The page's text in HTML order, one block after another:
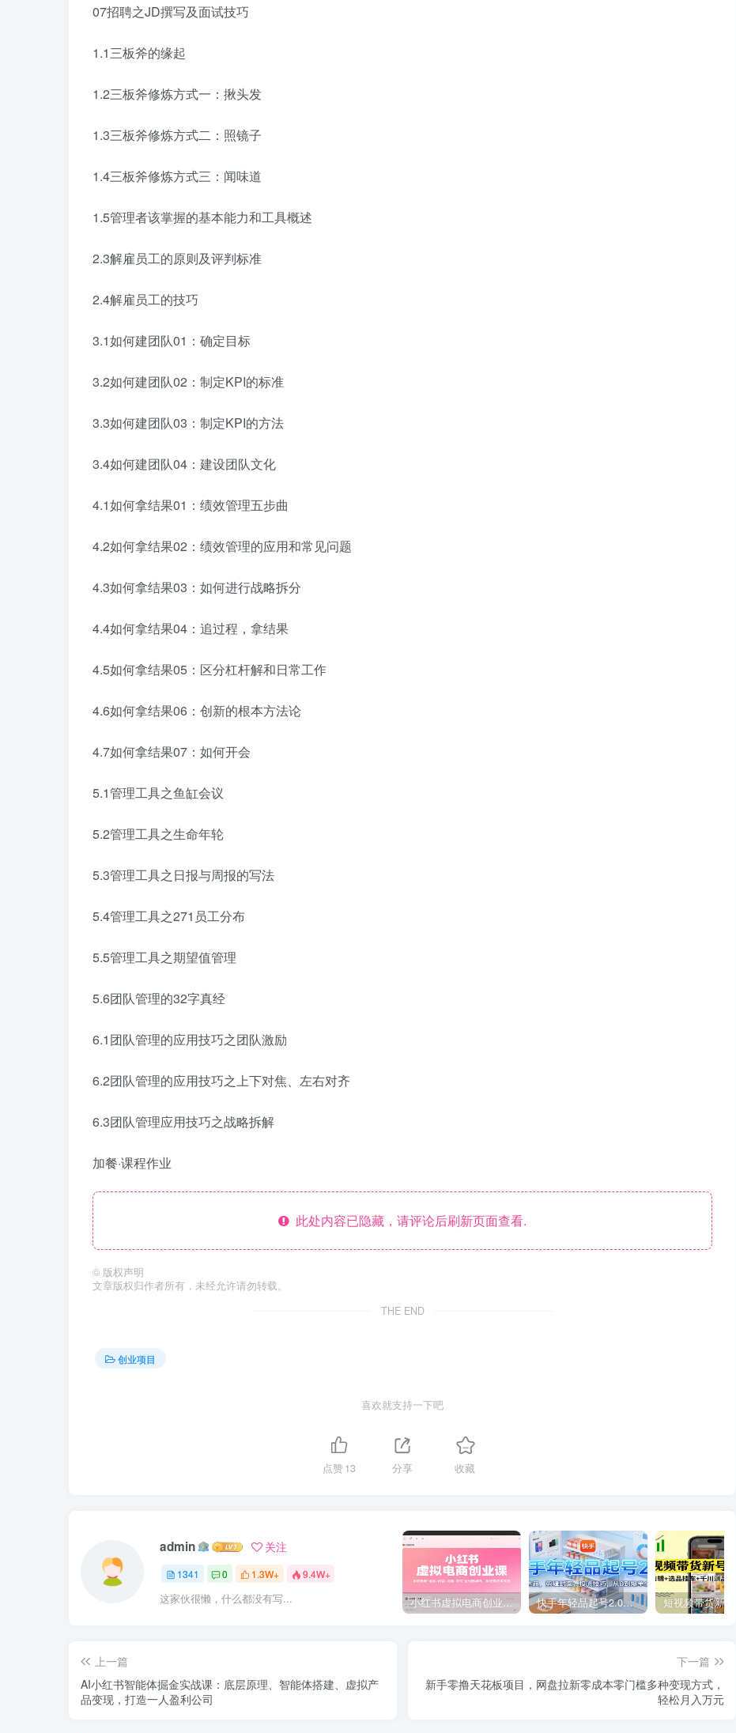
07招聘之JD撰写及面试技巧
1.1三板斧的缘起
1.2三板斧修炼方式一：揪头发
1.3三板斧修炼方式二：照镜子
1.4三板斧修炼方式三：闻味道
1.5管理者该掌握的基本能力和工具概述
2.3解雇员工的原则及评判标准
2.4解雇员工的技巧
3.1如何建团队01：确定目标
3.2如何建团队02：制定KPI的标准
3.3如何建团队03：制定KPI的方法
3.4如何建团队04：建设团队文化
4.1如何拿结果01：绩效管理五步曲
4.2如何拿结果02：绩效管理的应用和常见问题
4.3如何拿结果03：如何进行战略拆分
4.4如何拿结果04：追过程，拿结果
4.5如何拿结果05：区分杠杆解和日常工作
4.6如何拿结果06：创新的根本方法论
4.7如何拿结果07：如何开会
5.1管理工具之鱼缸会议
5.2管理工具之生命年轮
5.3管理工具之日报与周报的写法
5.4管理工具之271员工分布
5.5管理工具之期望值管理
5.6团队管理的32字真经
6.1团队管理的应用技巧之团队激励
6.2团队管理的应用技巧之上下对焦、左右对齐
6.3团队管理应用技巧之战略拆解
加餐·课程作业
此处内容已隐藏，请评论后刷新页面查看.
© 版权声明
文章版权归作者所有，未经允许请勿转载。
THE END
创业项目
喜欢就支持一下吧
点赞13 分享 收藏
admin 关注
1341 0 1.3W+ 9.4W+
这家伙很懒，什么都没有写... 小红书虚拟电商创业课，系统拆解选品-内容-流量-变现，实现零成本变现 快手年轻品起号2.0：养号选品，剪辑封面，投流技巧，从0到爆单全流程
上一篇
AI小红书智能体掘金实战课：底层原理、智能体搭建、虚拟产
品变现，打造一人盈利公司
下一篇
新手零撸天花板项目，网盘拉新零成本零门槛多种变现方式，
轻松月入万元